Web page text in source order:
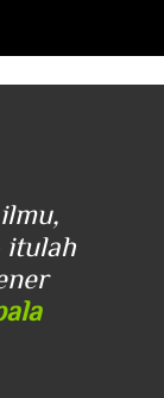
itulah